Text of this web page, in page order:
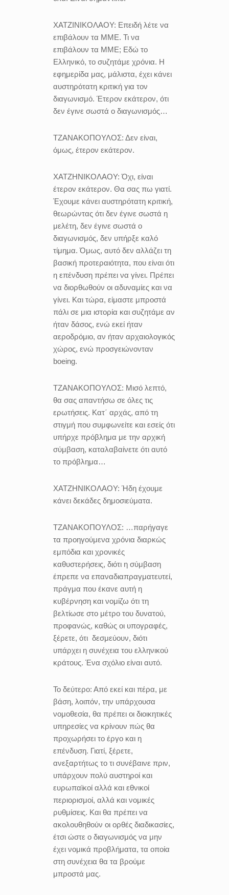
ΧΑΤΖΙΝΙΚΟΛΑΟΥ: Επειδή λέτε να
επιβάλουν τα ΜΜΕ. Τι να
επιβάλουν τα ΜΜΕ; Εδώ το
Ελληνικό, το συζητάμε χρόνια. Η
εφημερίδα μας, μάλιστα, έχει κάνει
αυστηρότατη κριτική για τον
διαγωνισμό. Έτερον εκάτερον, ότι
δεν έγινε σωστά ο διαγωνισμός…
ΤΖΑΝΑΚΟΠΟΥΛΟΣ: Δεν είναι,
όμως, έτερον εκάτερον.
ΧΑΤΖΗΝΙΚΟΛΑΟΥ:Όχι, είναι
έτερον εκάτερον. Θα σας πω γιατί.
Έχουμε κάνει αυστηρότατη κριτική,
θεωρώντας ότι δεν έγινε σωστά η
μελέτη, δεν έγινε σωστά ο
διαγωνισμός, δεν υπήρξε καλό
τίμημα. Όμως, αυτό δεν αλλάζει τη
βασική προτεραιότητα, που είναι ότι
η επένδυση πρέπει να γίνει. Πρέπει
να διορθωθούν οι αδυναμίες και να
γίνει. Και τώρα, είμαστε μπροστά
πάλι σε μια ιστορία και συζητάμε αν
ήταν δάσος, ενώ εκεί ήταν
αεροδρόμιο, αν ήταν αρχαιολογικός
χώρος, ενώ προσγειώνονταν
boeing.
ΤΖΑΝΑΚΟΠΟΥΛΟΣ: Μισό λεπτό,
θα σας απαντήσω σε όλες τις
ερωτήσεις. Κατ΄ αρχάς, από τη
στιγμή που συμφωνείτε και εσείς ότι
υπήρχε πρόβλημα με την αρχική
σύμβαση, καταλαβαίνετε ότι αυτό
το πρόβλημα…
ΧΑΤΖΗΝΙΚΟΛΑΟΥ: Ήδη έχουμε
κάνει δεκάδες δημοσιεύματα.
ΤΖΑΝΑΚΟΠΟΥΛΟΣ: …παρήγαγε
τα προηγούμενα χρόνια διαρκώς
εμπόδια και χρονικές
καθυστερήσεις, διότι η σύμβαση
έπρεπε να επαναδιαπραγματευτεί,
πράγμα που έκανε αυτή η
κυβέρνηση και νομίζω ότι τη
βελτίωσε στο μέτρο του δυνατού,
προφανώς, καθώς οι υπογραφές,
ξέρετε, ότι δεσμεύουν, διότι
υπάρχει η συνέχεια του ελληνικού
κράτους. Ένα σχόλιο είναι αυτό.
Το δεύτερο: Από εκεί και πέρα, με
βάση, λοιπόν, την υπάρχουσα
νομοθεσία, θα πρέπει οι διοικητικές
υπηρεσίες να κρίνουν πώς θα
προχωρήσει το έργο και η
επένδυση. Γιατί, ξέρετε,
ανεξαρτήτως το τι συνέβαινε πριν,
υπάρχουν πολύ αυστηροί και
ευρωπαϊκοί αλλά και εθνικοί
περιορισμοί, αλλά και νομικές
ρυθμίσεις. Και θα πρέπει να
ακολουθηθούν οι ορθές διαδικασίες,
έτσι ώστε ο διαγωνισμός να μην
έχει νομικά προβλήματα, τα οποία
στη συνέχεια θα τα βρούμε
μπροστά μας.